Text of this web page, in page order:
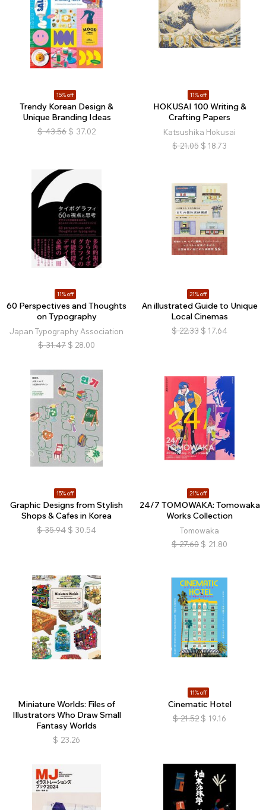
15% off
Trendy Korean Design &
Unique Branding Ideas
$ 43.56 $ 37.02
11% off
HOKUSAI 100 Writing &
Crafting Papers
Katsushika Hokusai
$ 21.05 $ 18.73
11% off
60 Perspectives and Thoughts
on Typography
Japan Typography Association
$ 31.47 $ 28.00
21% off
An illustrated Guide to Unique
Local Cinemas
$ 22.33 $ 17.64
15% off
Graphic Designs from Stylish
Shops & Cafes in Korea
$ 35.94 $ 30.54
21% off
24/7 TOMOWAKA: Tomowaka
Works Collection
Tomowaka
$ 27.60 $ 21.80
Miniature Worlds: Files of
Illustrators Who Draw Small
Fantasy Worlds
$ 23.26
11% off
Cinematic Hotel
$ 21.52 $ 19.16